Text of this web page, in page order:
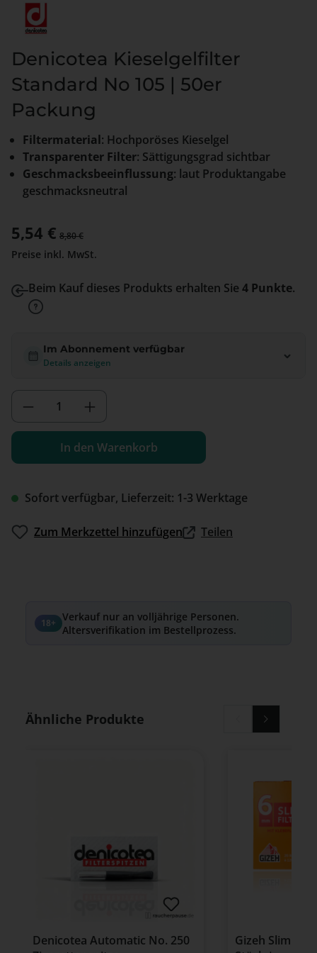
Denicotea Kieselgelfilter
Standard No 105 | 50er
Packung
Filtermaterial: Hochporöses Kieselgel
Transparenter Filter: Sättigungsgrad sichtbar
Geschmacksbeeinflussung: laut Produktangabe
geschmacksneutral
Verkaufspreis:
5,54 € Regulärer Preis:
8,80 €
Preise inkl. MwSt.
Beim Kauf dieses Produkts erhalten Sie 4 Punkte.
Im Abonnement verfügbar
Details anzeigen
Sofort verfügbar, Lieferzeit: 1-3 Werktage
Produkt Anzahl: Gib den
In den Warenkorb
Zum Merkzettel hinzufügen Teilen
18+ Verkauf nur an volljährige Personen.
Altersverifikation im Bestellprozess.
Produktgalerie überspringen
Ähnliche Produkte
Denicotea Automatic No. 250
Gizeh Slim